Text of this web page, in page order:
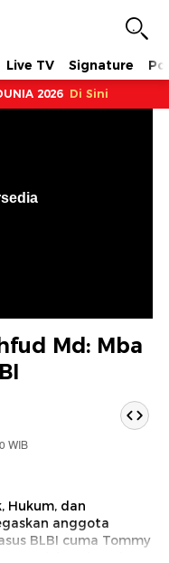
Live TV Signature
2026 Di Sini
Md: Mba
WIB
Hukum, dan
anggota
BLBI cuma Tommy